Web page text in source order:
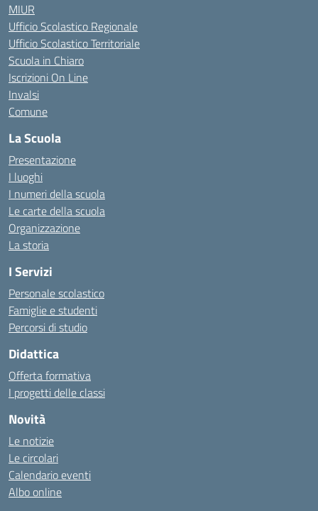
MIUR
Ufficio Scolastico Regionale
Ufficio Scolastico Territoriale
Scuola in Chiaro
Iscrizioni On Line
Invalsi
Comune
La Scuola
Presentazione
I luoghi
I numeri della scuola
Le carte della scuola
Organizzazione
La storia
I Servizi
Personale scolastico
Famiglie e studenti
Percorsi di studio
Didattica
Offerta formativa
I progetti delle classi
Novità
Le notizie
Le circolari
Calendario eventi
Albo online